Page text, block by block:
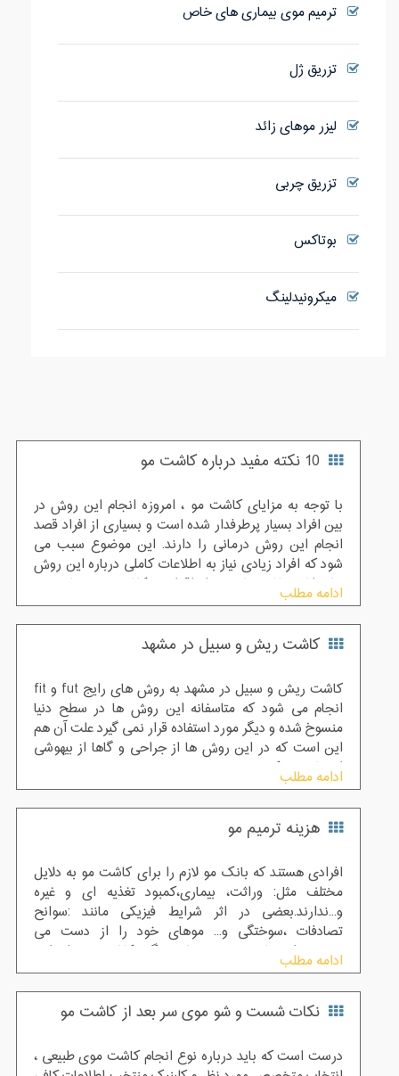
ترمیم موی بیماری های خاص
تزریق ژل
لیزر موهای زائد
تزریق چربی
بوتاکس
میکرونیدلینگ
10 نکته مفید درباره کاشت مو
با توجه به مزایای کاشت مو ، امروزه انجام این روش در
بین افراد بسیار پرطرفدار شده است و بسیاری از افراد قصد
انجام این روش درمانی را دارند. این موضوع سبب می
شود که افراد زیادی نیاز به اطلاعات کاملی درباره این روش
نیاز داشته باشند تا پیش از اقدام به کاشت مو درباره مهم
ترین نکات آن اطلاعات کافی داشته باشند. در این مقاله ما
سعی داریم به بررسی 10 نکته و مطلب مفید درباره پیوند مو
بپردازیم تا در صورت نیاز به انجام این روش با آگاهی کامل
ادامه مطلب
کاشت ریش و سبیل در مشهد
کاشت ریش و سبیل در مشهد به روش های رایج fut و fit
انجام می شود که متاسفانه این روش ها در سطح دنیا
منسوخ شده و دیگر مورد استفاده قرار نمی گیرد علت آن هم
این است که در این روش ها از جراحی و گاها از بیهوشی
استفاده می کنند
ادامه مطلب
هزینه ترمیم مو
افرادی هستند که بانک مو لازم را برای کاشت مو به دلایل
مختلف مثل: وراثت، بیماری،کمبود تغذیه ای و غیره
و...ندارند.بعضی در اثر شرایط فیزیکی مانند :سوانح
تصادفات ،سوختگی و... موهای خود را از دست می
دهند.دوران نقاهت و هزینه های سنگین کاشت مو برای این
افراد سخت می باشد. پس بهترین راه حل برای افرادی که
روش جایگزین کاشت مو می خواهند، ترمیم مو است
ادامه مطلب
نکات شست و شو موی سر بعد از کاشت مو
درست است که باید درباره نوع انجام کاشت موی طبیعی ،